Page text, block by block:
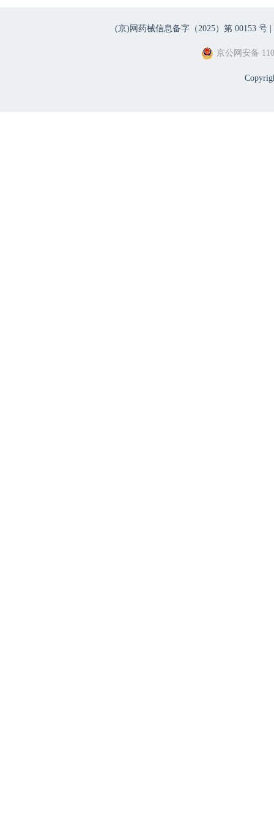
(京)网药械信息备字（2025）第 00153 号 |
京公网安备